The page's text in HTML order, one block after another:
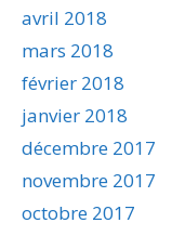
avril 2018
mars 2018
février 2018
janvier 2018
décembre 2017
novembre 2017
octobre 2017